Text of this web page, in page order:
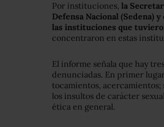
Por instituciones, la
Defensa Nacional (Sedena)
las instituciones que
concentraron en estas
El informe señala que hay
denunciadas. En primer
tocamientos,
los insultos de carácter
ética en general.